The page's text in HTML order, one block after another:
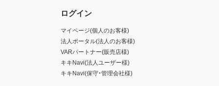
ログイン
マイページ(個人のお客様)
法人ポータル(法人のお客様)
VARパートナー(販売店様)
キキNavi(法人ユーザー様)
キキNavi(保守・管理会社様)